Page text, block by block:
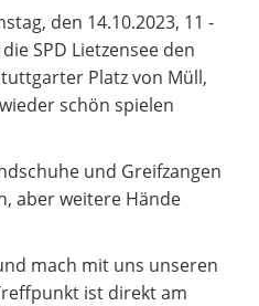
den 14.10.2023, 11 -
SPD Lietzensee den
Platz von Müll,
schön spielen
und Greifzangen
aber weitere Hände
mach mit uns unseren
ist direkt am